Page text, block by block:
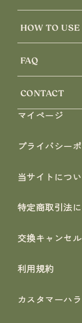
HOW TO USE
FAQ
CONTACT
マイページ
プライバシー
当サイトにつ
特定商取引法
交換キャンセ
利用規約
カスタマーハ